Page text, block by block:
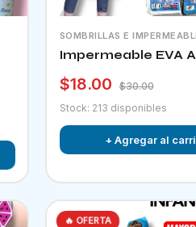
SOMBRILLAS E
Impermeable EVA
$18.00
$30.00
Stock: 213 disponibles
+ Agregar al
🔥 OFERTA